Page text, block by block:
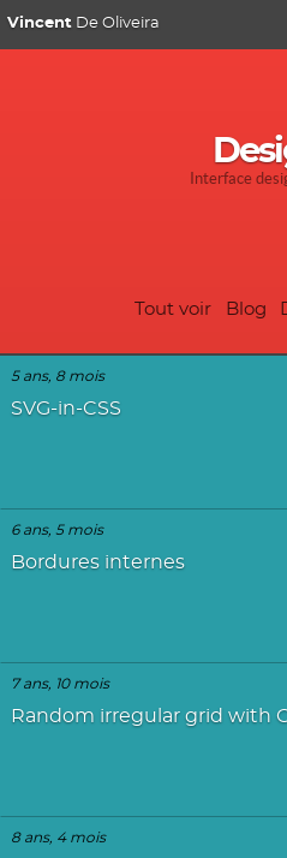
Vincent De Oliveira
Interface
Tout voir Blog
5 ans, 8 mois
SVG-in-CSS
6 ans, 5 mois
Bordures internes
7 ans, 10 mois
Random irregular grid with
8 ans, 4 mois